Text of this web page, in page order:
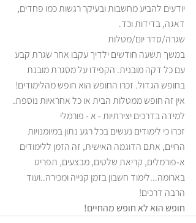
יודעים להביע מחשבות ובעיקר רגשות כמו פחדים,
דאגה, בדידות וכד.
שגרה/סדר יום/מטלות
במשך תשעה חודשים ילדיך עקבו אחר שגרת קבע
עם כל דקה מובנית. הקפידו על מסגרת מובנת
בחופש הגדול. זכרו החופש הוא חופש מהלימודים!
אין זה חופש ממטלות הבית או כל אחראיות נוספת.
למידה בדרכים יצירתיות - א - פורמלי
זכרו כי לימודים נעשים בכל רגע נתון במיומנויות
החיים, אתם הדוגמה האישית, זה הזמן ללימודים
א-פורמלים, קריאת שלטים, מבצעים, תפריט
בארומה...לימוד חשבון בזמן קנייה ומכירה..ועוד
הרבה דרכים!
חופש הוא לא חופש מהחיים!